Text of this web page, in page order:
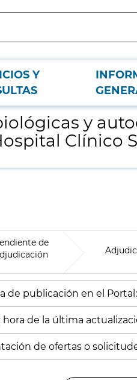
Y
de Cardiología del Hospital
y
Clínico
de
de publicación en el
hora de la última
de ofertas o